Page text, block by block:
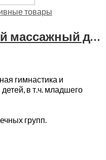
товары
Мяч гимнастический массажный для занятий ЛФК (диаметр 20см) Trives, M 120 оранжевый
гимнастика и
в т.ч. младшего
групп.